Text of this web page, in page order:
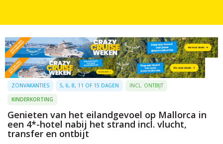
ZONVAKANTIES 5, 6, 8, 11 OF 15 DAGEN
INCL. ONTBIJT
KINDERKORTING
Genieten van het eilandgevoel op Mallorca in
een 4*-hotel nabij het strand incl. vlucht,
transfer en ontbijt